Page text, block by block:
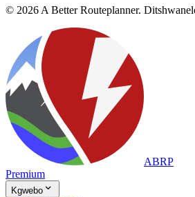
© 2026 A Better Routeplanner.
ABRP
Premium
Kgwebo 